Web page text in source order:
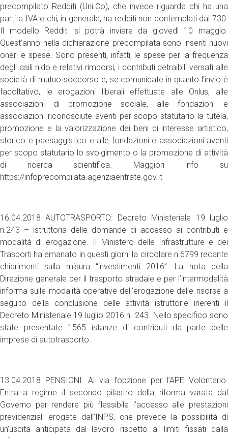
precompilato Redditi (Uni.Co), che invece riguarda chi ha una
partita IVA e chi, in generale, ha redditi non contemplati dal 730.
Il modello Redditi si potrà inviare da giovedì 10 maggio.
Quest’anno nella dichiarazione precompilata sono inseriti nuovi
oneri e spese. Sono presenti, infatti, le spese per la frequenza
degli asili nido e relativi rimborsi, i contributi detraibili versati alle
società di mutuo soccorso e, se comunicate in quanto l’invio è
facoltativo, le erogazioni liberali effettuate alle Onlus, alle
associazioni di promozione sociale, alle fondazioni e
associazioni riconosciute aventi per scopo statutario la tutela,
promozione e la valorizzazione dei beni di interesse artistico,
storico e paesaggistico e alle fondazioni e associazioni aventi
per scopo statutario lo svolgimento o la promozione di attività
di ricerca scientifica. Maggiori info su
https://infoprecompilata.agenziaentrate.gov.it
16.04.2018 AUTOTRASPORTO: Decreto Ministeriale 19 luglio
n.243 – istruttoria delle domande di accesso ai contributi e
modalità di erogazione. Il Ministero delle Infrastrutture e dei
Trasporti ha emanato in questi giorni la circolare n.6799 recante
chiarimenti sulla misura “investimenti 2016”. La nota della
Direzione generale per il trasporto stradale e per l’intermodalità
informa sulle modalità operative dell’erogazione delle risorse a
seguito della conclusione delle attività istruttorie inerenti il
Decreto Ministeriale 19 luglio 2016 n. 243. Nello specifico sono
state presentate 1565 istanze di contributi da parte delle
imprese di autotrasporto.
13.04.2018 PENSIONI: Al via l’opzione per l’APE Volontario.
Entra a regime il secondo pilastro della riforma varata dal
Governo per rendere più flessibile l’accesso alle prestazioni
previdenziali erogate dall’INPS, che prevede la possibilità di
un’uscita anticipata dal lavoro rispetto ai limiti fissati dalla